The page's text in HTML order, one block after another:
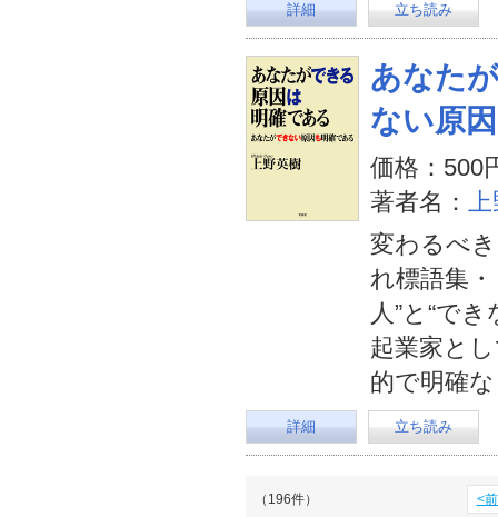
詳細 立ち読み
あなた
ない原
価格：500
著者名： 上
変わるべ
れ標語集
人”と“で
起業家と
的で明確
詳細 立ち読み
（196件） <